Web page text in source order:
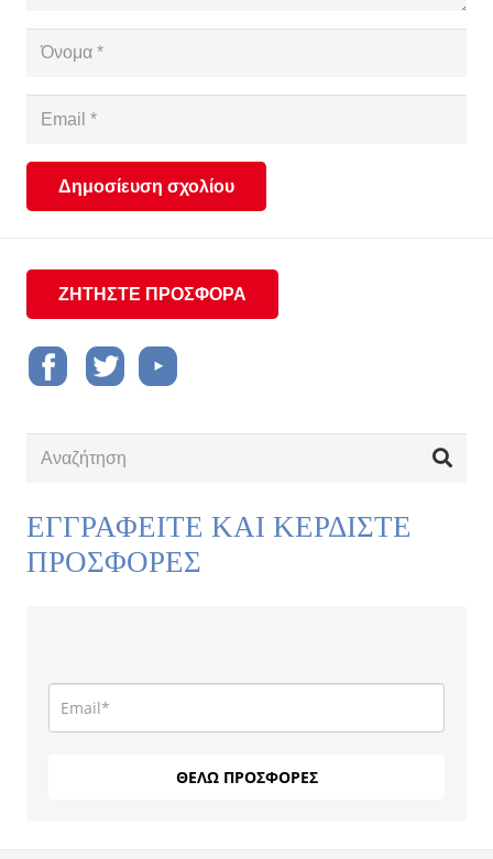
Δημοσίευση σχολίου
ΖΗΤΗΣΤΕ ΠΡΟΣΦΟΡΑ
ΕΓΓΡΑΦΕΙΤΕ ΚΑΙ ΚΕΡΔΙΣΤΕ
ΠΡΟΣΦΟΡΕΣ
ΘΕΛΩ ΠΡΟΣΦΟΡΕΣ